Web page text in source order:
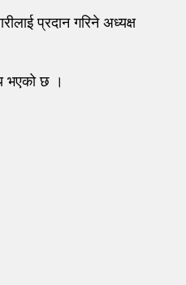
प्रदान गरिने अध्यक्ष
भएको छ ।